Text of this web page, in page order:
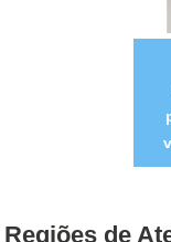
Regiões de